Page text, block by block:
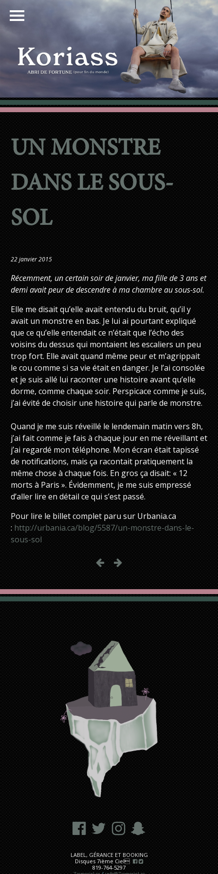
UN MONSTRE
DANS LE SOUS-
SOL
22 janvier 2015
Récemment, un certain soir de janvier, ma fille de 3 ans et
demi avait peur de descendre à ma chambre au sous-sol.
Elle me disait qu’elle avait entendu du bruit, qu’il y
avait un monstre en bas. Je lui ai pourtant expliqué
que ce qu’elle entendait ce n’était que l’écho des
voisins du dessus qui montaient les escaliers un peu
trop fort. Elle avait quand même peur et m’agrippait
le cou comme si sa vie était en danger. Je l’ai consolée
et je suis allé lui raconter une histoire avant qu’elle
dorme, comme chaque soir. Perspicace comme je suis,
j’ai évité de choisir une histoire qui parle de monstre.
Quand je me suis réveillé le lendemain matin vers 8h,
j’ai fait comme je fais à chaque jour en me réveillant et
j’ai regardé mon téléphone. Mon écran était tapissé
de notifications, mais ça racontait pratiquement la
même chose à chaque fois. En gros ça disait: « 12
morts à Paris ». Évidemment, je me suis empressé
d’aller lire en détail ce qui s’est passé.
Pour lire le billet complet paru sur Urbania.ca
: http://urbania.ca/blog/5587/un-monstre-dans-le-
sous-sol
LABEL, GÉRANCE ET BOOKING
Disques 7ième Ciel
819-764-5297